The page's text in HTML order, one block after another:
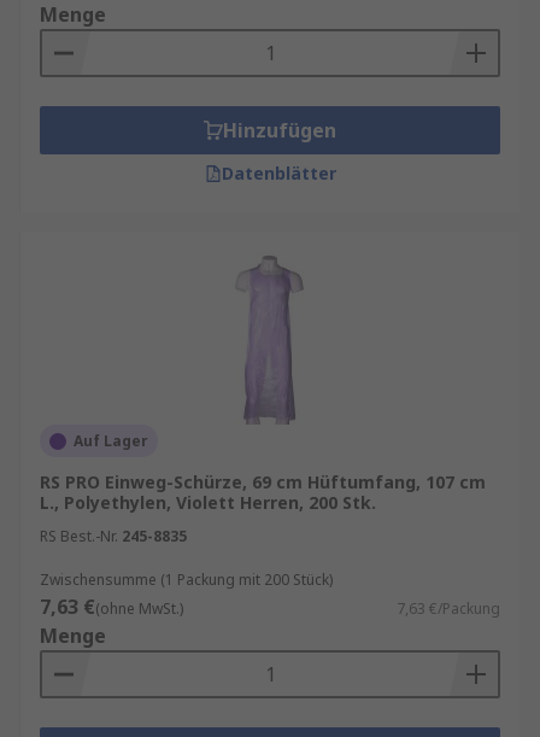
Menge
Hinzufügen
Datenblätter
Auf Lager
RS PRO Einweg-Schürze, 69 cm Hüftumfang, 107 cm
L., Polyethylen, Violett Herren, 200 Stk.
RS Best.-Nr. 245-8835
Zwischensumme (1 Packung mit 200 Stück)
7,63 €(ohne MwSt.) 7,63 €/Packung
Menge